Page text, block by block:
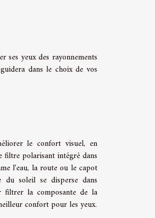
yeux des rayonnements
dans le choix de vos
le confort visuel, en
filtre polarisant intégré dans
l'eau, la route ou le capot
du soleil se disperse dans
filtrer la composante de la
confort pour les yeux.